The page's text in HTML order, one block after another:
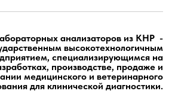
анализаторов из КНР -
высокотехнологичным
специализирующимся на
производстве, продаже и
медицинского и ветеринарного
для клинической диагностики.